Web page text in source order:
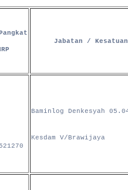
Jabatan / Kesatuan
Baminlog Denkesyah
Kesdam V/Brawijaya